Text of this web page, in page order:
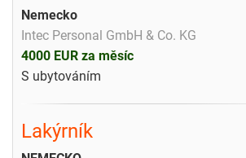
Nemecko
Intec Personal GmbH & Co. KG
4000 EUR za měsíc
S ubytováním
Lakýrník